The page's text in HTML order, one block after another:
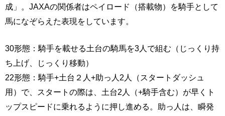
成」。JAXAの関係者はペイロード（搭載物）を騎手として
馬になぞらえた表現をしています。
30形態：騎手を載せる土台の騎馬を3人で組む（じっくり持
ち上げ、じっくり移動）
22形態：騎手+土台２人+助っ人2人（スタートダッシュ
用）で、スタートの際は、土台2人（+騎手含む）が早くト
ップスピードに乗れるように押し進める。助っ人は、瞬発